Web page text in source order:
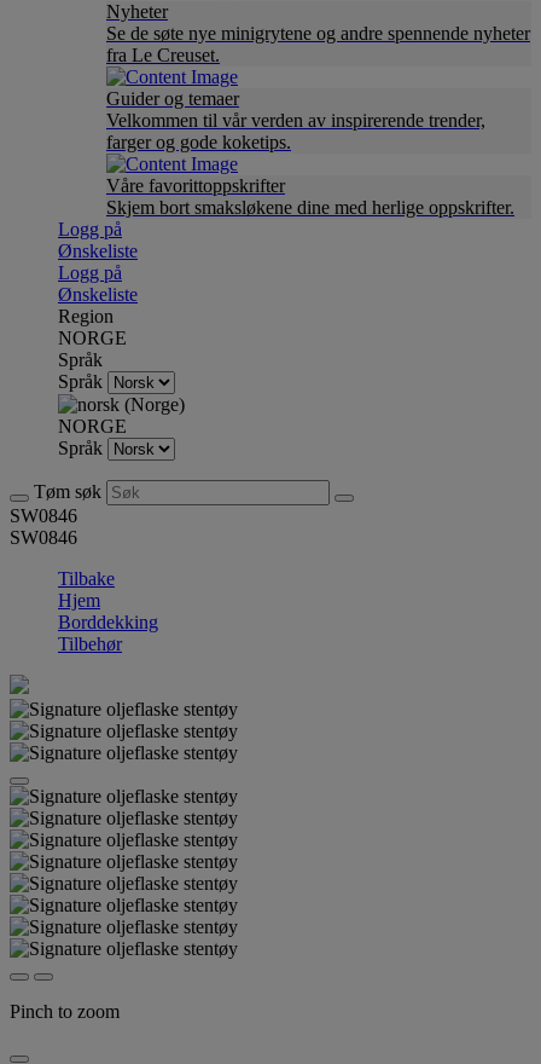
Nyheter
Se de søte nye minigrytene og andre spennende nyheter
fra Le Creuset.
Guider og temaer
Velkommen til vår verden av inspirerende trender,
farger og gode koketips.
Våre favorittoppskrifter
Skjem bort smaksløkene dine med herlige oppskrifter.
Logg på
Ønskeliste
Logg på
Ønskeliste
Region
NORGE
Språk
Språk
NORGE
Språk
Tøm søk
SW0846
SW0846
Tilbake
Hjem
Borddekking
Tilbehør
Pinch to zoom